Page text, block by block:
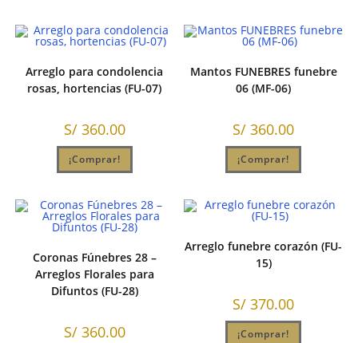
Arreglo para condolencia
rosas, hortencias (FU-07)
S/360.00
¡Comprar!
Mantos FUNEBRES funebre
06 (MF-06)
S/ 360.00
¡Comprar!
Coronas Fúnebres 28 –
Arreglos Florales para
Difuntos (FU-28)
S/360.00
Arreglo funebre corazón (FU-
15)
S/ 370.00
¡Comprar!